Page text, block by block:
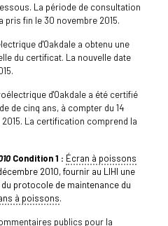
La période de consultation
pris fin le 30 novembre 2015.
d'Oakdale a obtenu une
du certificat. La nouvelle date
d'Oakdale a été certifié
de cinq ans, à compter du 14
2015. La certification comprend la
Condition 1 : Écran à poissons
2010, fournir au LIHI une
protocole de maintenance du
à poissons.
publics pour la